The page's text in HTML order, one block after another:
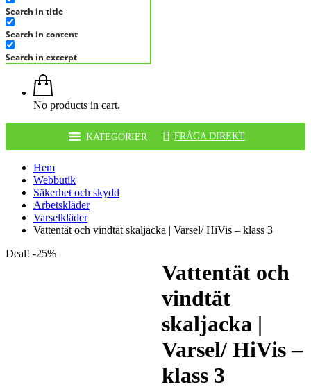
Search in title
Search in content
Search in excerpt
No products in cart.
KATEGORIER FRÅGA DIREKT
Hem
Webbutik
Säkerhet och skydd
Arbetskläder
Varselkläder
Vattentät och vindtät skaljacka | Varsel/ HiVis – klass 3
Deal! -25%
Vattentät och
vindtät
skaljacka |
Varsel/ HiVis –
klass 3